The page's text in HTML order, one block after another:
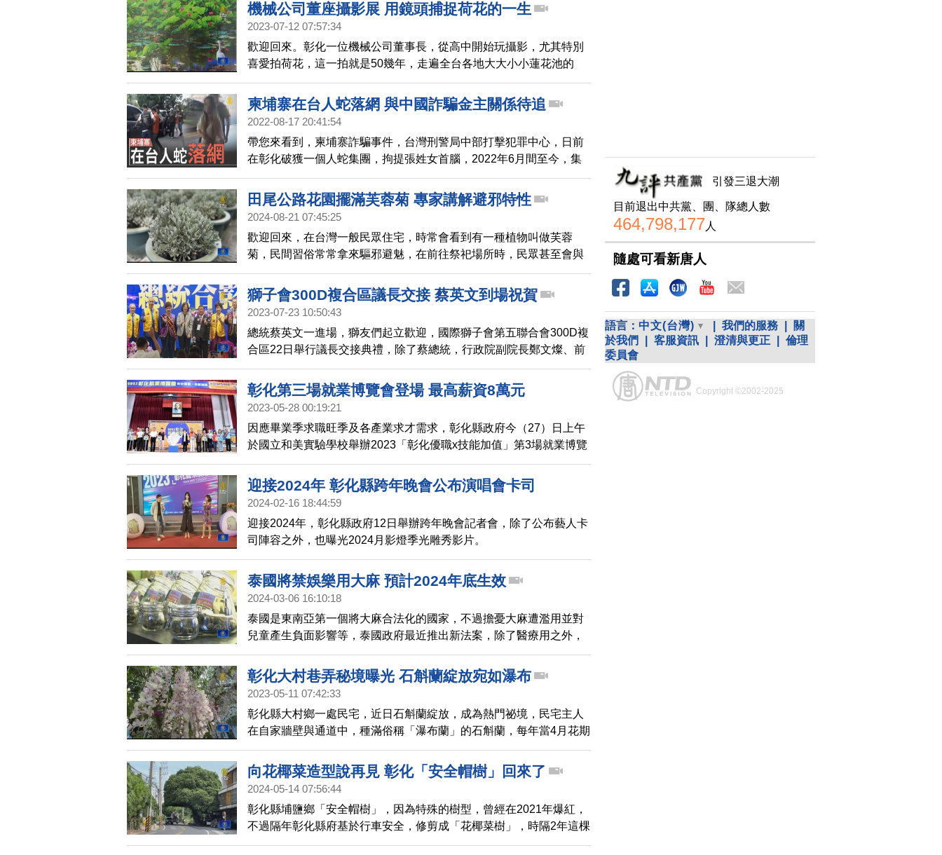
機械公司董座攝影展 用鏡頭捕捉荷花的一生
2023-07-12 07:57:34
歡迎回來。彰化一位機械公司董事長，從高中開始玩攝影，尤其特別
喜愛拍荷花，這一拍就是50幾年，走遍全台各地大大小小蓮花池的
他，用鏡頭捕捉荷花的一生，這次特別從數萬張中選出37張作品，7
月11日到30日將在員林市圖書館展出，不藏私的他將在第三場展出
後，捐出35張作品給慈善機構，讓作品永久流傳。
柬埔寨在台人蛇落網 與中國詐騙金主關係待追
2022-08-17 20:41:54
帶您來看到，柬埔寨詐騙事件，台灣刑警局中部打擊犯罪中心，日前
在彰化破獲一個人蛇集團，拘提張姓女首腦，2022年6月間至今，集
團已誘騙2名被害人出國，另5名被害人則因檢警即時查獲，而尚未出
境。警界人士表示，柬埔寨西港的詐騙集團，背後都有中國金主，而
台灣幫派與人蛇集團在這起龐大詐騙網路中的角色，也受到關注。
田尾公路花園擺滿芙蓉菊 專家講解避邪特性
2024-08-21 07:45:25
歡迎回來，在台灣一般民眾住宅，時常會看到有一種植物叫做芙蓉
菊，民間習俗常常拿來驅邪避魅，在前往祭祀場所時，民眾甚至會與
抹草一起放在身上。尤其在黃曆7月，在花鄉田尾成了熱門商品，到底
它的特性與用法怎樣才正確，聽聽專家們的說法。
獅子會300D複合區議長交接 蔡英文到場祝賀
2023-07-23 10:50:43
總統蔡英文一進場，獅友們起立歡迎，國際獅子會第五聯合會300D複
合區22日舉行議長交接典禮，除了蔡總統，行政院副院長鄭文燦、前
內政部部長徐國勇等人也都受邀出席。
彰化第三場就業博覽會登場 最高薪資8萬元
2023-05-28 00:19:21
因應畢業季求職旺季及各產業求才需求，彰化縣政府今（27）日上午
於國立和美實驗學校舉辦2023「彰化優職x技能加值」第3場就業博覽
會，邀請36家以上廠商參與徵才，提供1,000個以上工作機會，最高薪
資上看新臺幣8萬元。
迎接2024年 彰化縣跨年晚會公布演唱會卡司
2024-02-16 18:44:59
迎接2024年，彰化縣政府12日舉辦跨年晚會記者會，除了公布藝人卡
司陣容之外，也曝光2024月影燈季光雕秀影片。
泰國將禁娛樂用大麻 預計2024年底生效
2024-03-06 16:10:18
泰國是東南亞第一個將大麻合法化的國家，不過擔憂大麻遭濫用並對
兒童產生負面影響等，泰國政府最近推出新法案，除了醫療用之外，
將在年底前禁止娛樂用大麻。
彰化大村巷弄秘境曝光 石斛蘭綻放宛如瀑布
2023-05-11 07:42:33
彰化縣大村鄉一處民宅，近日石斛蘭綻放，成為熱門祕境，民宅主人
在自家牆壁與通道中，種滿俗稱「瀑布蘭」的石斛蘭，每年當4月花期
到時，成千上萬的石斛蘭綻放，宛如瀑布般流瀉下來，吸引不少民眾
到訪，爭相拍照。
向花椰菜造型說再見 彰化「安全帽樹」回來了
2024-05-14 07:56:44
彰化縣埔鹽鄉「安全帽樹」，因為特殊的樹型，曾經在2021年爆紅，
不過隔年彰化縣府基於行車安全，修剪成「花椰菜樹」，時隔2年這棵
樹又長回安全帽樣貌，成為當地特色景點。
引發三退大潮
目前退出中共黨、團、隊總人數
464,798,177人
隨處可看新唐人
語言： 中文(台灣) 我們的服務
關
於我們
客服資訊 澄清與更正
倫理
委員會
Copyright ©2002-2025